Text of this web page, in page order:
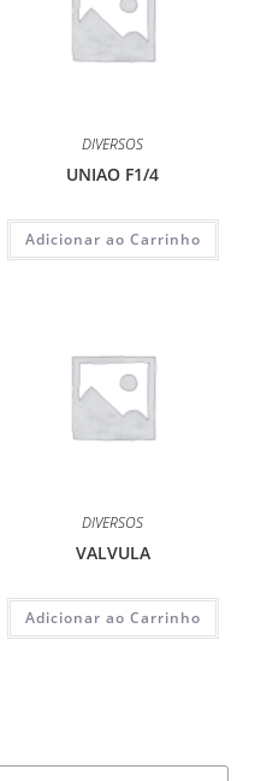
DIVERSOS
UNIAO F1/4
Adicionar ao Carrinho
DIVERSOS
VALVULA
Adicionar ao Carrinho